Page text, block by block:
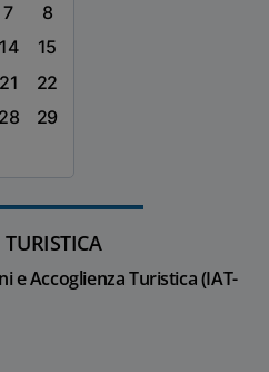
7
8
14
15
21
22
28
29
e Accoglienza Turistica (IAT-